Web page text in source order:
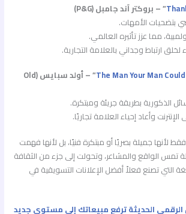
” – بروكتر آند جامبل (P&G)
بتضحيات الأمهات.
مما عزز تأثيره العالمي.
ارتباط وجداني بالعلامة التجارية.
The Man Your Man
” – أولد سبايس (Old
الذكورية بطريقة جريئة ومبتكرة.
وأعاد إحياء العلامة تجاريًا.
لأنها جميلة بصريًا أو مبتكرة فنيًا، بل لأنها فهمت
تمس الواقع والمشاعر، وتحولت إلى جزء من الثقافة
التي تصنع فعلاً أفضل الإعلانات التسويقية في